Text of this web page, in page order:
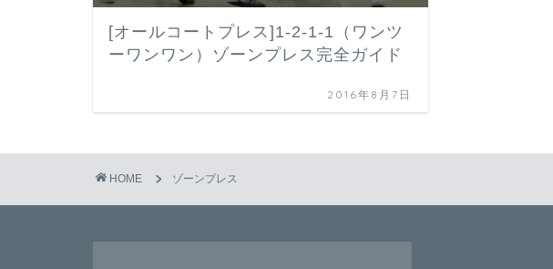
[オールコートプレス]1-2-1-1（ワンツ
ーワンワン）ゾーンプレス完全ガイド
2016年8月7日
HOME ゾーンプレス